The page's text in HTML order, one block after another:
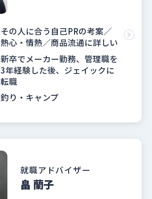
その人に合う自己PRの考案／
熱心・情熱／商品流通に詳しい
新卒でメーカー勤務、管理職を
3年経験した後、ジェイックに
転職
釣り・キャンプ
就職アドバイザー
畠 蘭子